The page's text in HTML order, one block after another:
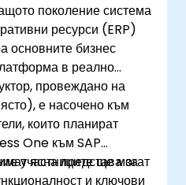
поколение система
ресурси (ERP)
основните бизнес
в реално
провеждано на
е насочено към
които планират
One към SAP
ясна представа за
и ключови
участниците ще могат